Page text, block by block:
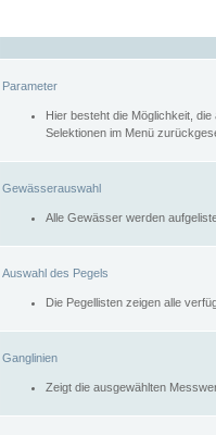
Parameter
Hier besteht die Möglichkeit,
Selektionen im Menü
Gewässerauswahl
Alle Gewässer werden
Auswahl des Pegels
Die Pegellisten zeigen alle
Ganglinien
Zeigt die ausgewählten